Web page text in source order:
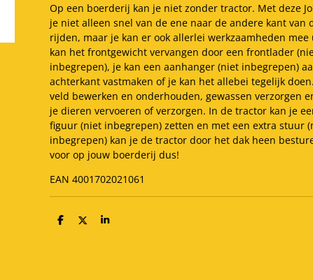
Op een boerderij kan je niet zonder tractor. Met deze
je niet alleen snel van de ene naar de andere kant van
rijden, maar je kan er ook allerlei werkzaamheden mee
kan het frontgewicht vervangen door een frontlader
inbegrepen), je kan een aanhanger (niet inbegrepen)
achterkant vastmaken of je kan het allebei tegelijk
veld bewerken en onderhouden, gewassen verzorgen
je dieren vervoeren of verzorgen. In de tractor kan je
figuur (niet inbegrepen) zetten en met een extra stuur
inbegrepen) kan je de tractor door het dak heen
voor op jouw boerderij dus!
EAN 4001702021061
D
D
S